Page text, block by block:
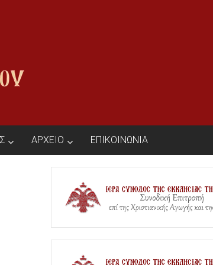
ΑΡΧΕΙΟ ΕΠΙΚΟΙΝΩΝΙΑ